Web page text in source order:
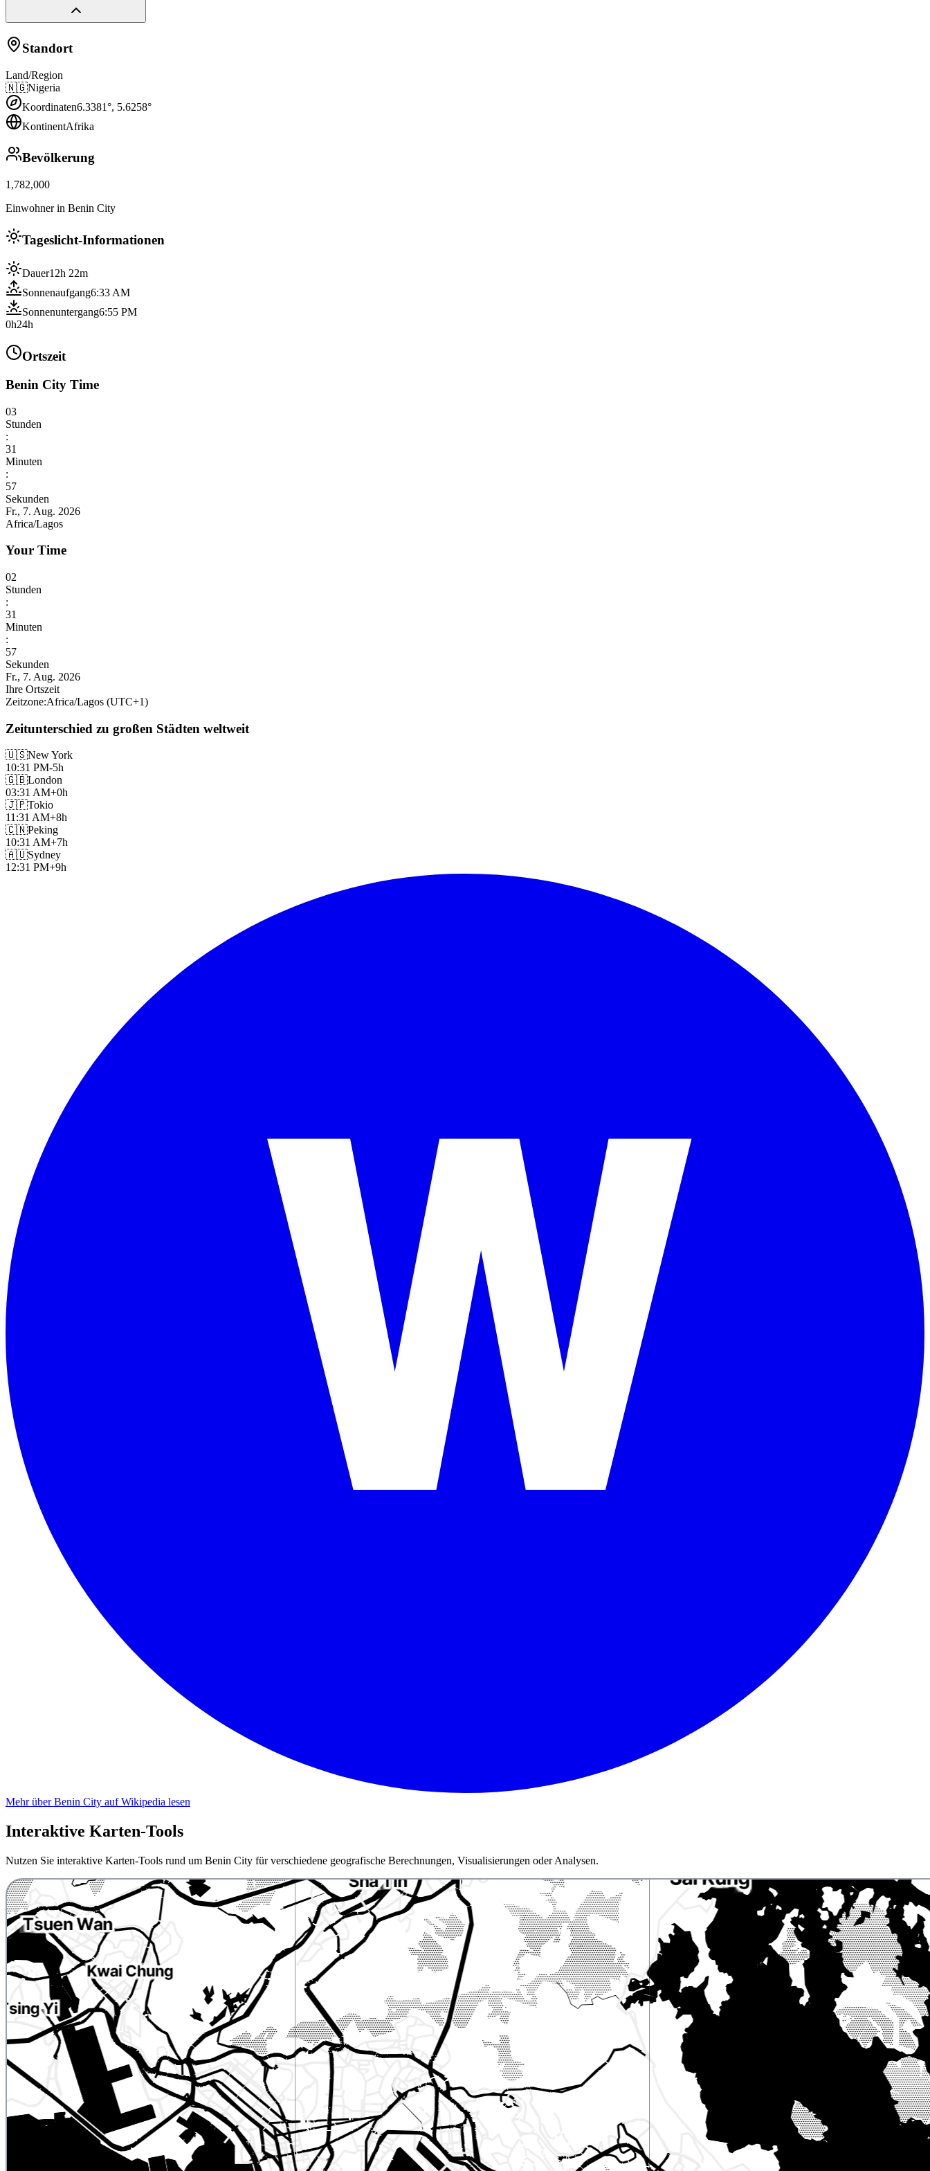
Standort
Land/Region
🇳🇬Nigeria
Koordinaten6.3381°, 5.6258°
KontinentAfrika
Bevölkerung
1,782,000
Einwohner in Benin City
Tageslicht-Informationen
Dauer12h 22m
Sonnenaufgang6:33 AM
Sonnenuntergang6:55 PM
0h24h
Ortszeit
Benin City Time
03
Stunden
:
31
Minuten
:
58
Sekunden
Fr., 7. Aug. 2026
Africa/Lagos
Your Time
02
Stunden
:
31
Minuten
:
58
Sekunden
Fr., 7. Aug. 2026
Ihre Ortszeit
Zeitzone:Africa/Lagos (UTC+1)
Zeitunterschied zu großen Städten weltweit
🇺🇸New York
10:31 PM-5h
🇬🇧London
03:31 AM+0h
🇯🇵Tokio
11:31 AM+8h
🇨🇳Peking
10:31 AM+7h
🇦🇺Sydney
12:31 PM+9h
Mehr über Benin City auf Wikipedia lesen
Interaktive Karten-Tools
Nutzen Sie interaktive Karten-Tools rund um Benin City für verschiedene geografische Berechnungen, Visualisierungen oder Analysen.